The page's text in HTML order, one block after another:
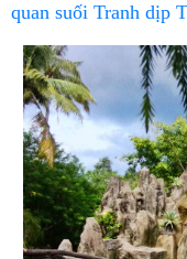
quan suối Tranh dịp